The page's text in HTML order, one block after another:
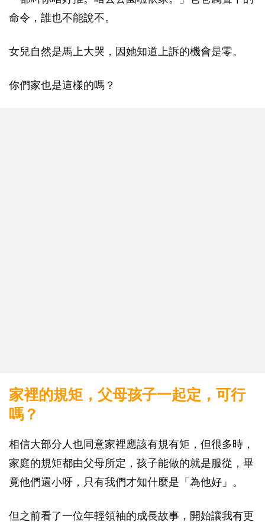
命令，誰也不能說不。
女兒自然是馬上大哭，因她知道上訴的機會是零。
你們家也是這樣的嗎？
家裡的規矩，父母孩子一起定，可行
嗎？
相信大部分人也同意家裡應該有規有矩，但很多時，
家庭的規矩都由父母所定，孩子能做的就是服從，畢
竟他們還小呀，只有我們才知什麼是「為他好」。
但之前看了一位年輕領袖的成長故事，開始讓我有更